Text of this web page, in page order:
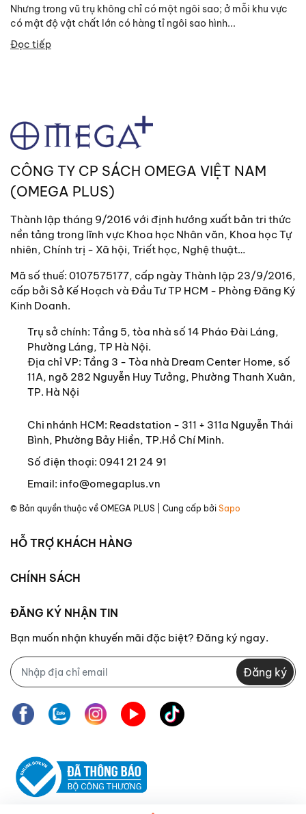
Nhưng trong vũ trụ không chỉ có một ngôi sao; ở mỗi khu vực
có mật độ vật chất lớn có hàng tỉ ngôi sao hình...
Đọc tiếp
CÔNG TY CP SÁCH OMEGA VIỆT NAM
(OMEGA PLUS)
Thành lập tháng 9/2016 với định hướng xuất bản tri thức
nền tảng trong lĩnh vực Khoa học Nhân văn, Khoa học Tự
nhiên, Chính trị - Xã hội, Triết học, Nghệ thuật…
Mã số thuế: 0107575177, cấp ngày Thành lập 23/9/2016,
cấp bởi Sở Kế Hoạch và Đầu Tư TP HCM - Phòng Đăng Ký
Kinh Doanh.
Trụ sở chính: Tầng 5, tòa nhà số 14 Pháo Đài Láng,
Phường Láng, TP Hà Nội.
Địa chỉ VP: Tầng 3 - Tòa nhà Dream Center Home, số
11A, ngõ 282 Nguyễn Huy Tưởng, Phường Thanh Xuân,
TP. Hà Nội
Chi nhánh HCM: Readstation - 311 + 311a Nguyễn Thái
Bình, Phường Bảy Hiền, TP.Hồ Chí Minh.
Số điện thoại: 0941 21 24 91
Email: info@omegaplus.vn
© Bản quyền thuộc về OMEGA PLUS | Cung cấp bởi Sapo
HỖ TRỢ KHÁCH HÀNG
CHÍNH SÁCH
ĐĂNG KÝ NHẬN TIN
Bạn muốn nhận khuyến mãi đặc biệt? Đăng ký ngay.
Đăng ký